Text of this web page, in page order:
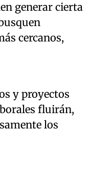
generar cierta
cercanos,
y proyectos
fluirán,
los